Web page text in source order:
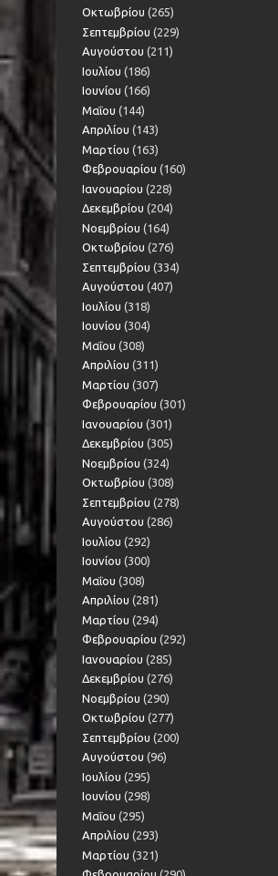
Οκτωβρίου (265)
Σεπτεμβρίου (229)
Αυγούστου (211)
Ιουλίου (186)
Ιουνίου (166)
Μαΐου (144)
Απριλίου (143)
Μαρτίου (163)
Φεβρουαρίου (160)
Ιανουαρίου (228)
Δεκεμβρίου (204)
Νοεμβρίου (164)
Οκτωβρίου (276)
Σεπτεμβρίου (334)
Αυγούστου (407)
Ιουλίου (318)
Ιουνίου (304)
Μαΐου (308)
Απριλίου (311)
Μαρτίου (307)
Φεβρουαρίου (301)
Ιανουαρίου (301)
Δεκεμβρίου (305)
Νοεμβρίου (324)
Οκτωβρίου (308)
Σεπτεμβρίου (278)
Αυγούστου (286)
Ιουλίου (292)
Ιουνίου (300)
Μαΐου (308)
Απριλίου (281)
Μαρτίου (294)
Φεβρουαρίου (292)
Ιανουαρίου (285)
Δεκεμβρίου (276)
Νοεμβρίου (290)
Οκτωβρίου (277)
Σεπτεμβρίου (200)
Αυγούστου (96)
Ιουλίου (295)
Ιουνίου (298)
Μαΐου (295)
Απριλίου (293)
Μαρτίου (321)